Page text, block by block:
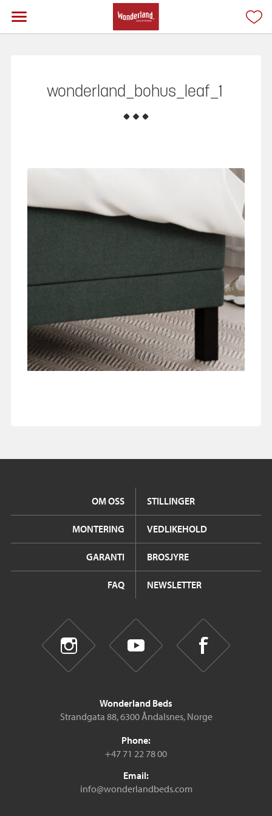
wonderland_bohus_leaf_1
OM OSS STILLINGER
MONTERING VEDLIKEHOLD
GARANTI BROSJYRE
FAQ NEWSLETTER
Wonderland Beds
Strandgata 88, 6300 Åndalsnes, Norge
Phone:
+47 71 22 78 00
Email:
info@wonderlandbeds.com